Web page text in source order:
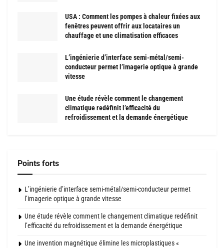
USA : Comment les pompes à chaleur fixées aux
fenêtres peuvent offrir aux locataires un
chauffage et une climatisation efficaces
L’ingénierie d’interface semi-métal/semi-
conducteur permet l’imagerie optique à grande
vitesse
Une étude révèle comment le changement
climatique redéfinit l’efficacité du
refroidissement et la demande énergétique
Points forts
L’ingénierie d’interface semi-métal/semi-conducteur permet
l’imagerie optique à grande vitesse
Une étude révèle comment le changement climatique redéfinit
l’efficacité du refroidissement et la demande énergétique
Une invention magnétique élimine les microplastiques «